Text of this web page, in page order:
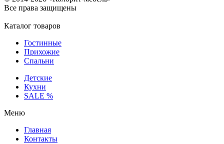
Все права защищены
Каталог товаров
Гостинные
Прихожие
Спальни
Детские
Кухни
SALE %
Меню
Главная
Контакты